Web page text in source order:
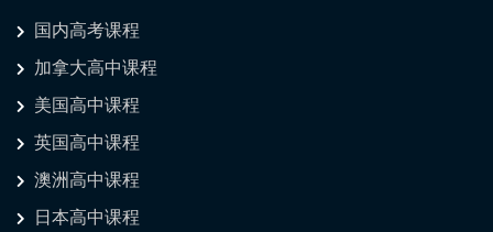
国内高考课程
加拿大高中课程
美国高中课程
英国高中课程
澳洲高中课程
日本高中课程